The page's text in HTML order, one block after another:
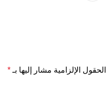
الحقول الإلزامية مشار إليها بـ *